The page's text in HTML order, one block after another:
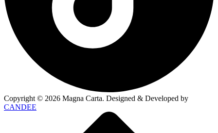
Copyright © 2026 Magna Carta. Designed & Developed by
CANDEE